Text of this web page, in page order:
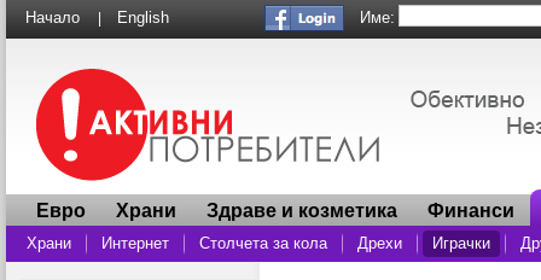
Начало English Име:
Евро Храни Здраве и козметика Финанси
Храни Интернет Столчета за кола Дрехи Играчки